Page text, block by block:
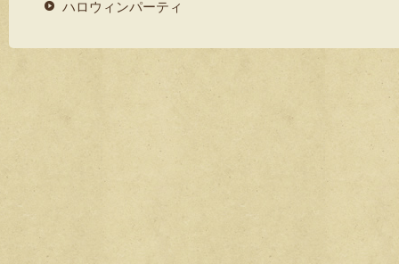
er e
o
k
ハロウィンパーティ